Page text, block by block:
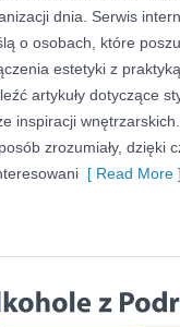
dnia. Serwis
o osobach, które
estetyki z
artykuły dotyczące
inspiracji
zrozumiały, dzięki
[ Read More